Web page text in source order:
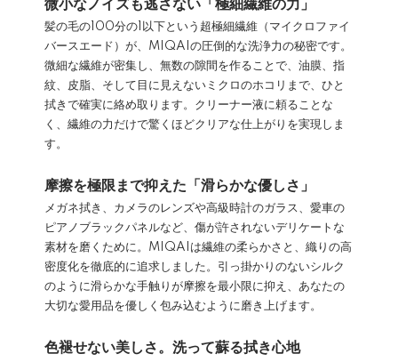
微小なノイズも逃さない「極細繊維の力」
髪の毛の100分の1以下という超極細繊維（マイクロファイ
バースエード）が、MIQAIの圧倒的な洗浄力の秘密です。
微細な繊維が密集し、無数の隙間を作ることで、油膜、指
紋、皮脂、そして目に見えないミクロのホコリまで、ひと
拭きで確実に絡め取ります。クリーナー液に頼ることな
く、繊維の力だけで驚くほどクリアな仕上がりを実現しま
す。
摩擦を極限まで抑えた「滑らかな優しさ」
メガネ拭き、カメラのレンズや高級時計のガラス、愛車の
ピアノブラックパネルなど、傷が許されないデリケートな
素材を磨くために。MIQAIは繊維の柔らかさと、織りの高
密度化を徹底的に追求しました。引っ掛かりのないシルク
のように滑らかな手触りが摩擦を最小限に抑え、あなたの
大切な愛用品を優しく包み込むように磨き上げます。
色褪せない美しさ。洗って蘇る拭き心地